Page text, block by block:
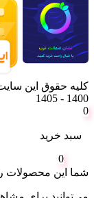
کلیه حقوق این
1400 - 1405
0
سبد خرید
0
شما این محصولات